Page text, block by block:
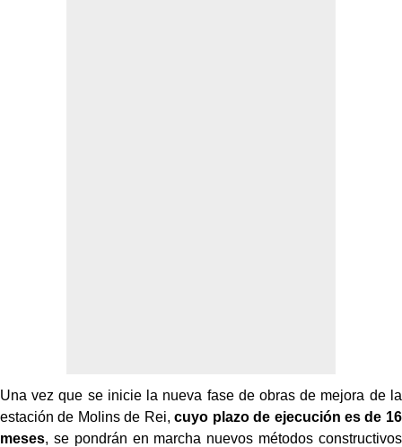
Una vez que se inicie la nueva fase de obras de mejora de la
estación de Molins de Rei,cuyo plazo de ejecución es de 16
meses, se pondrán en marcha nuevos métodos constructivos